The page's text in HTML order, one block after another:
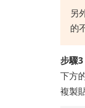
另
的
步驟3
下方
複製